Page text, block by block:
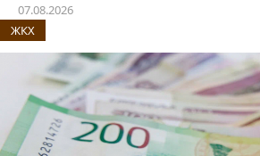
07.08.2026
ЖКХ